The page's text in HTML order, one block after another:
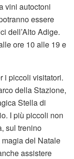
vini autoctoni
essere
dell’Alto Adige.
ore 10 alle 19 e
i piccoli visitatori.
della Stazione,
Stella di
I più piccoli non
sul trenino
del Natale
assistere